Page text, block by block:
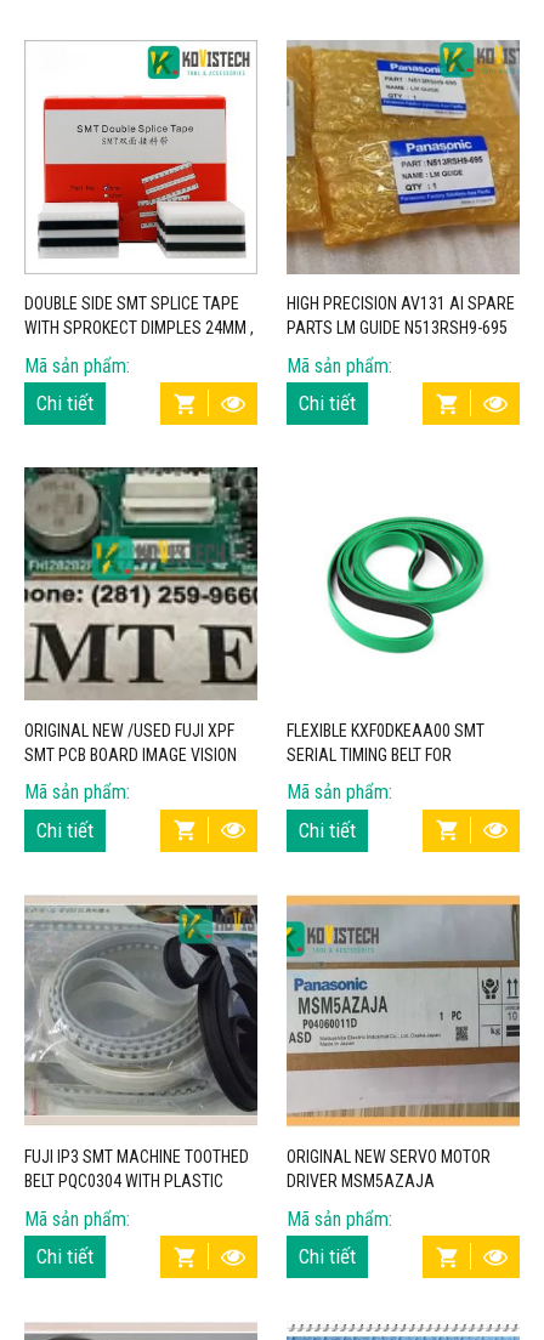
DOUBLE SIDE SMT SPLICE TAPE
WITH SPROKECT DIMPLES 24MM ,
HIGH VISCOSITY
Mã sản phẩm:
Chi tiết
HIGH PRECISION AV131 AI SPARE
PARTS LM GUIDE N513RSH9-695
1041311084 – KOVISTECH
Mã sản phẩm:
Chi tiết
ORIGINAL NEW /USED FUJI XPF
SMT PCB BOARD IMAGE VISION
BOARD FH1282B2F – KOVISTECH
Mã sản phẩm:
Chi tiết
FLEXIBLE KXF0DKEAA00 SMT
SERIAL TIMING BELT FOR
PANASONIC CM PICK AND PLACE
MACHINE – KOVISTECH
Mã sản phẩm:
Chi tiết
FUJI IP3 SMT MACHINE TOOTHED
BELT PQC0304 WITH PLASTIC
MATERIALS – KOVISTECH
Mã sản phẩm:
Chi tiết
ORIGINAL NEW SERVO MOTOR
DRIVER MSM5AZAJA
304692301704 FOR PANASONIC
AVK WH AXIS WA AXIS –
KOVISTECH
Mã sản phẩm:
Chi tiết